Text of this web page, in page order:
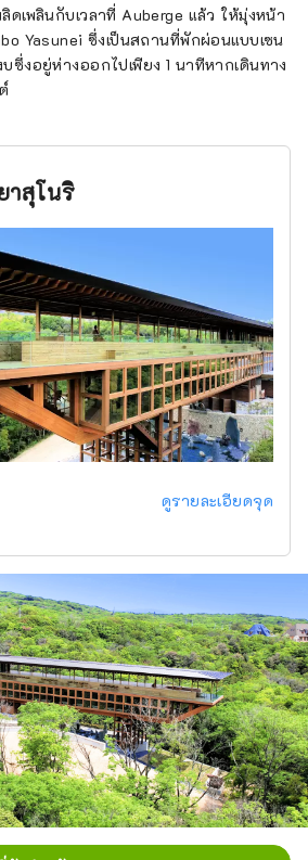
ดเพลินกับเวลาที่ Auberge แล้ว ให้มุ่งหน้า
Yasunei ซึ่งเป็นสถานที่พักผ่อนแบบเซน
ซึ่งอยู่ห่างออกไปเพียง 1 นาทีหากเดินทาง
าสุโนริ
ดูรายละเอียดจุด